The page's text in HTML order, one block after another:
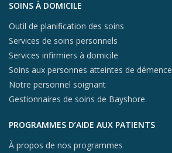
Aller au contenu du pied de page
SOINS À DOMICILE
Outil de planification des soins
Services de soins personnels
Services infirmiers à domicile
Soins aux personnes atteintes de démence
Notre personnel soignant
Gestionnaires de soins de Bayshore
PROGRAMMES D’AIDE AUX PATIENTS
À propos de nos programmes